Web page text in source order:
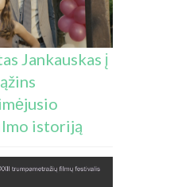
Jankauskas į
istoriją